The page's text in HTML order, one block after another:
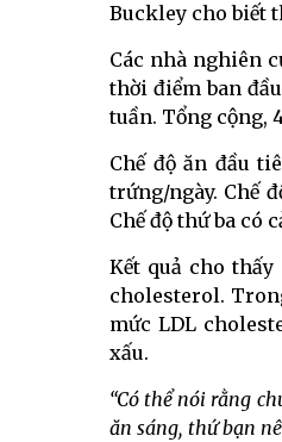
Buckley cho biết
Các nhà nghiên
thời điểm ban
tuần. Tổng cộng,
Chế độ ăn đầu
trứng/ngày. Chế
Chế độ thứ ba có
Kết quả cho
cholesterol.
mức LDL
xấu.
“Có thể nói rằng
ăn sáng, thứ bạn